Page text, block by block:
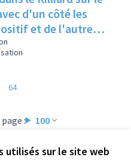
utilisés sur le site web
d'un côté les
et de l'autre
de lieux à
: 100
64